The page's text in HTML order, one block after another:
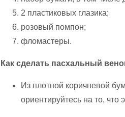
2 пластиковых глазика;
розовый помпон;
фломастеры.
Как сделать пасхальный
Из плотной коричневой
ориентируйтесь на то, что